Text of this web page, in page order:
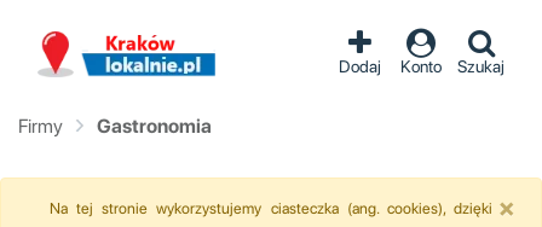
Dodaj Konto Szukaj
Firmy Gastronomia
Na tej stronie wykorzystujemy ciasteczka (ang. cookies), dzięki ×